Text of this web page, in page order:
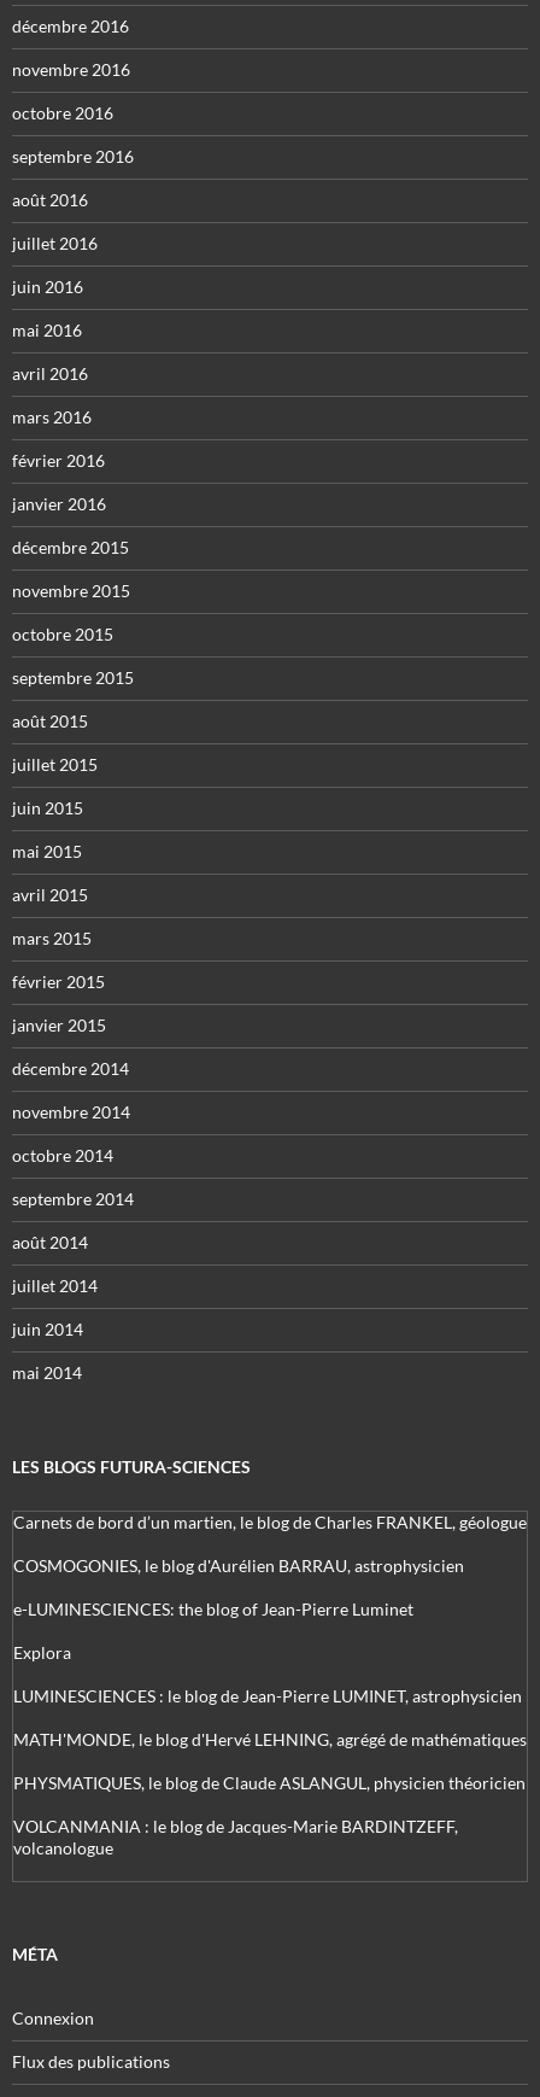
décembre 2016
novembre 2016
octobre 2016
septembre 2016
août 2016
juillet 2016
juin 2016
mai 2016
avril 2016
mars 2016
février 2016
janvier 2016
décembre 2015
novembre 2015
octobre 2015
septembre 2015
août 2015
juillet 2015
juin 2015
mai 2015
avril 2015
mars 2015
février 2015
janvier 2015
décembre 2014
novembre 2014
octobre 2014
septembre 2014
août 2014
juillet 2014
juin 2014
mai 2014
LES BLOGS FUTURA-SCIENCES
Carnets de bord d’un martien, le blog de Charles FRANKEL, géologue
COSMOGONIES, le blog d'Aurélien BARRAU, astrophysicien
e-LUMINESCIENCES: the blog of Jean-Pierre Luminet
Explora
LUMINESCIENCES : le blog de Jean-Pierre LUMINET, astrophysicien
MATH'MONDE, le blog d'Hervé LEHNING, agrégé de mathématiques
PHYSMATIQUES, le blog de Claude ASLANGUL, physicien théoricien
VOLCANMANIA : le blog de Jacques-Marie BARDINTZEFF,
volcanologue
MÉTA
Connexion
Flux des publications